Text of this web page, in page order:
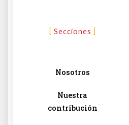
Secciones
Nosotros
Nuestra
contribución